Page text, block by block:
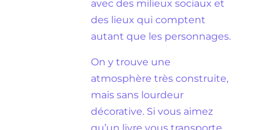
avec des milieux sociaux et
des lieux qui comptent
autant que les personnages.
On y trouve une
atmosphère très construite,
mais sans lourdeur
décorative. Si vous aimez